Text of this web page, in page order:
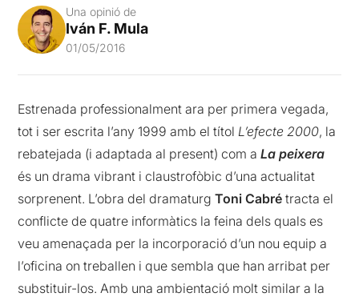
Una opinió de
Iván F. Mula
01/05/2016
Estrenada professionalment ara per primera vegada,
tot i ser escrita l’any 1999 amb el títol L’efecte 2000, la
rebatejada (i adaptada al present) com aLa peixera
és un drama vibrant i claustrofòbic d’una actualitat
sorprenent. L’obra del dramaturgToni Cabré tracta el
conflicte de quatre informàtics la feina dels quals es
veu amenaçada per la incorporació d’un nou equip a
l’oficina on treballen i que sembla que han arribat per
substituir-los. Amb una ambientació molt similar a la